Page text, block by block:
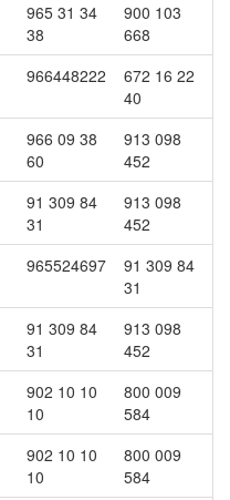
965 31 34
38
900 103
668
966448222
672 16 22
40
966 09 38
60
913 098
452
91 309 84
31
913 098
452
965524697
91 309 84
31
91 309 84
31
913 098
452
902 10 10
10
800 009
584
902 10 10
10
800 009
584